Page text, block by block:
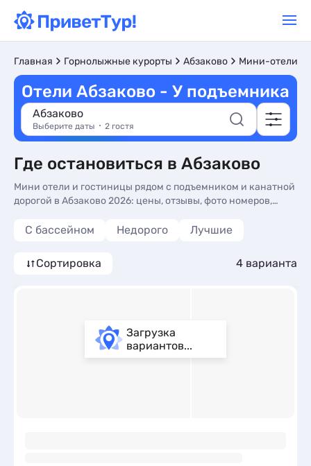
Главная Горнолыжные курорты Абзаково Мини-отели
Отели Абзаково - У подъемника
Абзаково
Выберите даты 2 гостя
Где остановиться в Абзаково
Мини отели и гостиницы рядом с подъемником и канатной
дорогой в Абзаково 2026: цены, отзывы, фото номеров,
С бассейном Недорого Лучшие
Сортировка 4 варианта
Загрузка
вариантов...